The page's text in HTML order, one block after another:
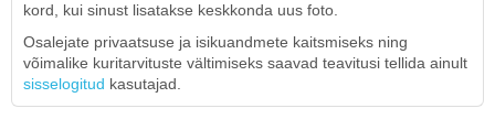
kord, kui sinust lisatakse keskkonda uus foto.
Osalejate privaatsuse ja isikuandmete kaitsmiseks ning
võimalike kuritarvituste vältimiseks saavad teavitusi tellida ainult
sisselogitud kasutajad.